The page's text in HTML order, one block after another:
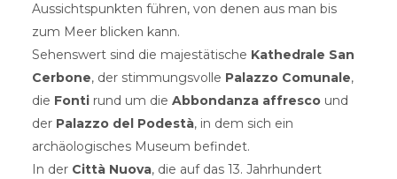
Aussichtspunkten führen, von denen aus man bis
zum Meer blicken kann.
Sehenswert sind die majestätische Kathedrale San
Cerbone, der stimmungsvolle Palazzo Comunale,
die Fonti rund um die Abbondanza affrescound
der Palazzo del Podestà, in dem sich ein
archäologisches Museum befindet.
In der Città Nuova, die auf das 13. Jahrhundert